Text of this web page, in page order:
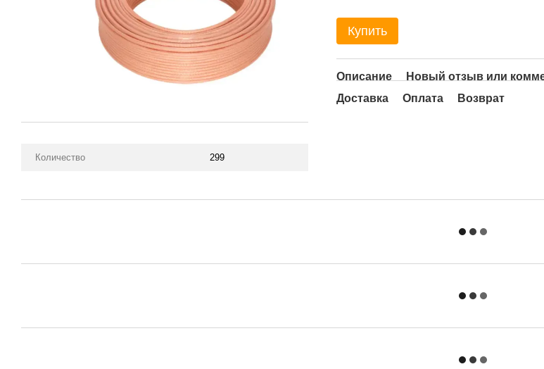
Количество 299
Купить
Описание
Новый отзыв или
Доставка
Оплата Возврат